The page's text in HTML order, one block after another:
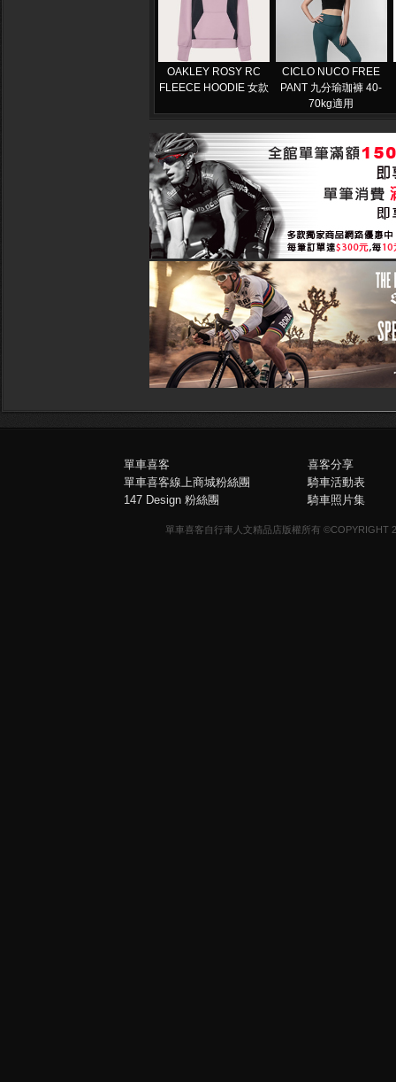
OAKLEY ROSY RC
FLEECE HOODIE 女款
CICLO NUCO FREE
PANT 九分瑜珈褲 40-
70kg適用
單車喜客
單車喜客線上商城粉絲團
147 Design 粉絲團
喜客分享
騎車活動表
騎車照片集
單車喜客自行車人文精品店版權所有